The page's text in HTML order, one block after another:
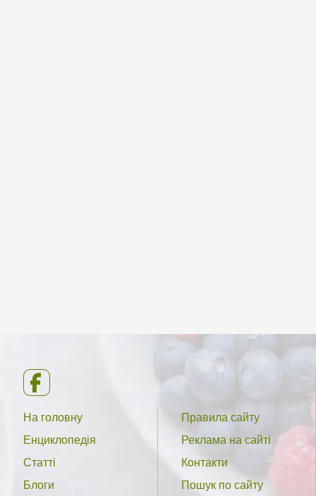
На головну
Енциклопедія
Статті
Блоги
Правила сайту
Реклама на сайті
Контакти
Пошук по сайту